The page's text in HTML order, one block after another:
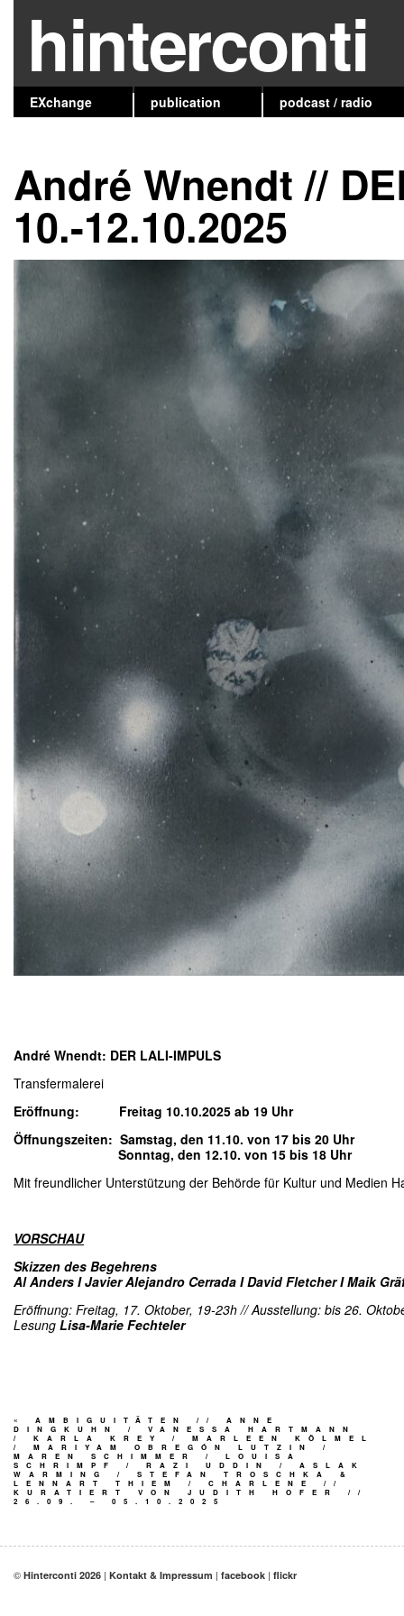
hinterconti
EXchange publication podcast / radio
André Wnendt //
10.-12.10.2025
André Wnendt: DER LALI-IMPULS
Transfermalerei
Eröffnung: Freitag 10.10.2025 ab 19 Uhr
Öffnungszeiten: Samstag, den 11.10. von 17 bis 20 Uhr
Sonntag, den 12.10. von 15 bis 18 Uhr
Mit freundlicher Unterstützung der Behörde für Kultur und Medien
VORSCHAU
Skizzen des Begehrens
Al Anders I Javier Alejandro Cerrada I David Fletcher I Maik
Eröffnung: Freitag, 17. Oktober, 19-23h // Ausstellung: bis 26.
Lesung Lisa-Marie Fechteler
«
AMBIGUITÄTEN // ANNE
DINGKUHN / VANESSA HARTMANN
/ KARLA KREY / MARLEEN KÖLMEL
/ MARIYAM OBREGÓN LUTZIN /
MAREN SCHIMMER / LOUISA
SCHRIMPF / RAZI UDDIN / ASLAK
WARMING / STEFAN TROSCHKA &
LENNART THIEM / CHARLENE //
KURATIERT VON JUDITH HOFER //
26.09. – 05.10.2025
© Hinterconti 2026 | Kontakt & Impressum | facebook | flickr